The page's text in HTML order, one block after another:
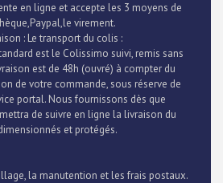
en ligne et accepte les 3 moyens de
virement.
: Le transport du colis :
est le Colissimo suivi, remis sans
est de 48h (ouvré) à compter du
de votre commande, sous réserve de
portal. Nous fournissons dès que
de suivre en ligne la livraison du
et protégés.
la manutention et les frais postaux.